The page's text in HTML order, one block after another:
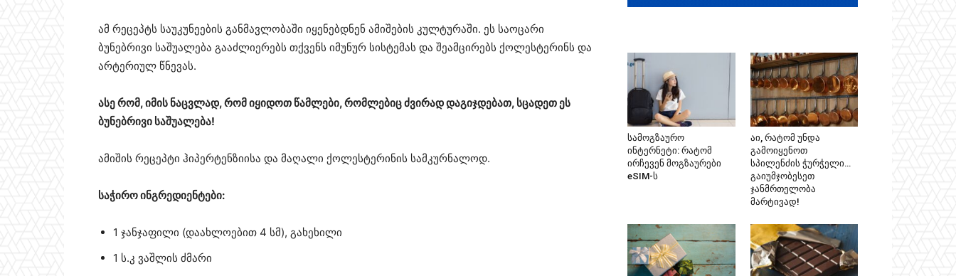
ამ რეცეპტს საუკუნეების განმავლობაში იყენებდნენ ამიშების კულტურაში. ეს საოცარი
ბუნებრივი საშუალება გააძლიერებს თქვენს იმუნურ სისტემას და შეამცირებს ქოლესტერინს და
არტერიულ წნევას.
ასე რომ, იმის ნაცვლად, რომ იყიდოთ წამლები, რომლებიც ძვირად დაგიჯდებათ, სცადეთ ეს
ბუნებრივი საშუალება!
ამიშის რეცეპტი ჰიპერტენზიისა და მაღალი ქოლესტერინის სამკურნალოდ.
საჭირო ინგრედიენტები:
1 ჯანჯაფილი (დაახლოებით 4 სმ), გახეხილი
1 ს.კ ვაშლის ძმარი
სამოგზაურო
ინტერნეტი: რატომ
ირჩევენ მოგზაურები
eSIM-ს
აი, რატომ უნდა
გამოიყენოთ
სპილენძის ჭურჭელი…
გაიუმჯობესეთ
ჯანმრთელობა
მარტივად!